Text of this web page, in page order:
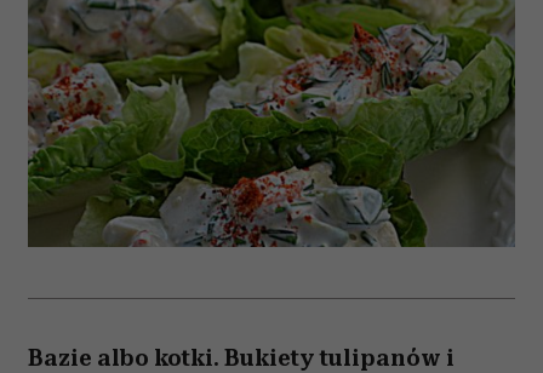
Bazie albo kotki. Bukiety tulipanów i